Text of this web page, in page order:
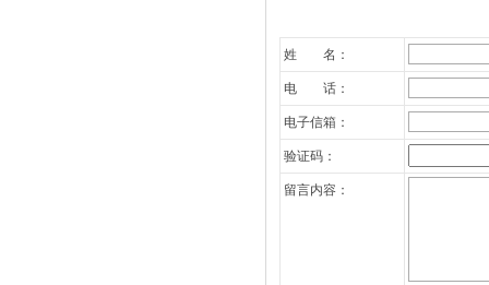
姓 名：
电 话：
电子信箱：
验证码：
留言内容：